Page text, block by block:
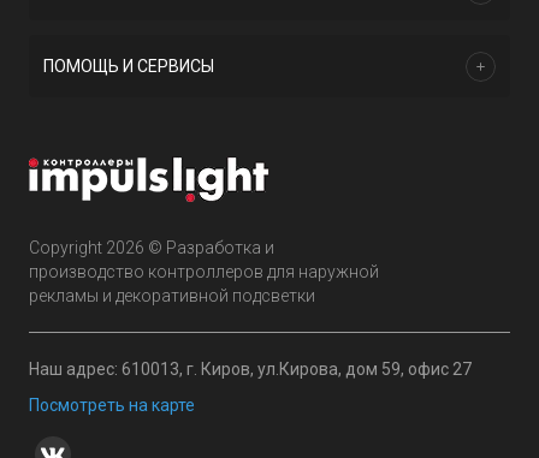
Copyright 2026 © Разработка и
производство контроллеров для наружной
рекламы и декоративной подсветки
Наш адрес: 610013, г. Киров, ул.Кирова, дом 59, офис 27
Посмотреть на карте
ПОМОЩЬ И СЕРВИСЫ